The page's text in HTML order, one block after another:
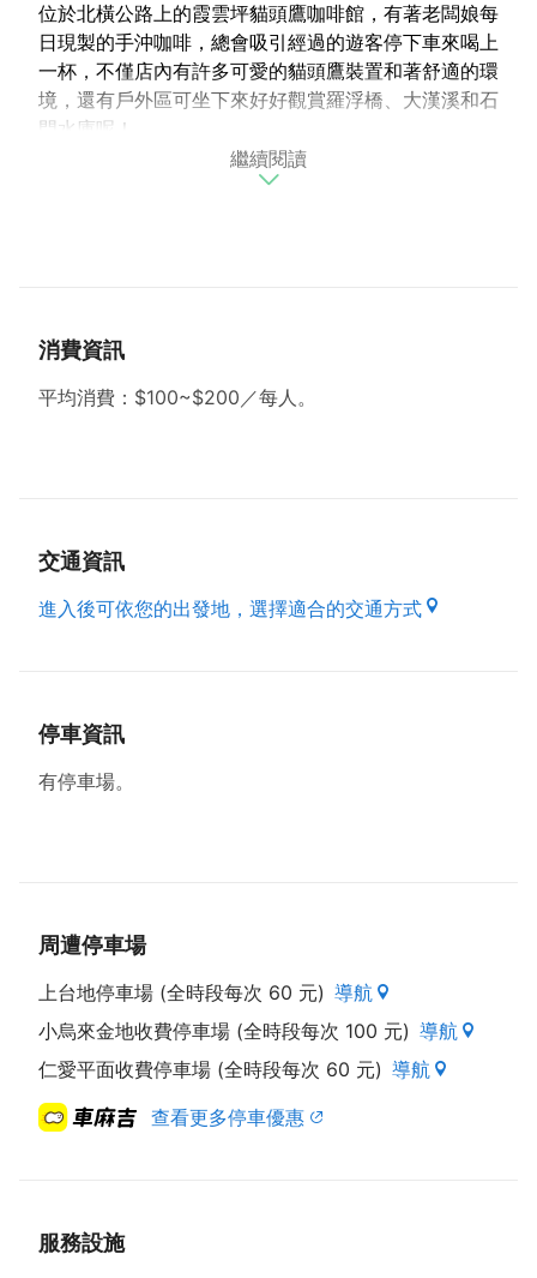
位於北橫公路上的霞雲坪貓頭鷹咖啡館，有著老闆娘每
日現製的手沖咖啡，總會吸引經過的遊客停下車來喝上
一杯，不僅店內有許多可愛的貓頭鷹裝置和著舒適的環
境，還有戶外區可坐下來好好觀賞羅浮橋、大漢溪和石
門水庫呢！
招牌：馬告咖啡、梅干扣肉、泰式酸辣鍋。
繼續閱讀
消費資訊
平均消費：$100~$200／每人。
交通資訊
進入後可依您的出發地，選擇適合的交通方式
停車資訊
有停車場。
周遭停車場
上台地停車場 (全時段每次 60 元) 導航
小烏來金地收費停車場 (全時段每次 100 元) 導航
仁愛平面收費停車場 (全時段每次 60 元) 導航
查看更多停車優惠
服務設施